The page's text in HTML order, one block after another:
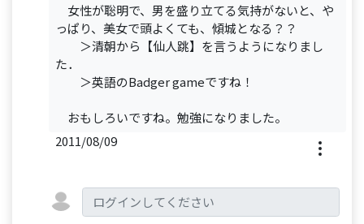
女性が聡明で、男を盛り立てる気持がないと、や
っぱり、美女で頭よくても、傾城となる？？
＞清朝から【仙人跳】を言うようになりまし
た．
＞英語のBadger gameですね！
おもしろいですね。勉強になりました。
2011/08/09